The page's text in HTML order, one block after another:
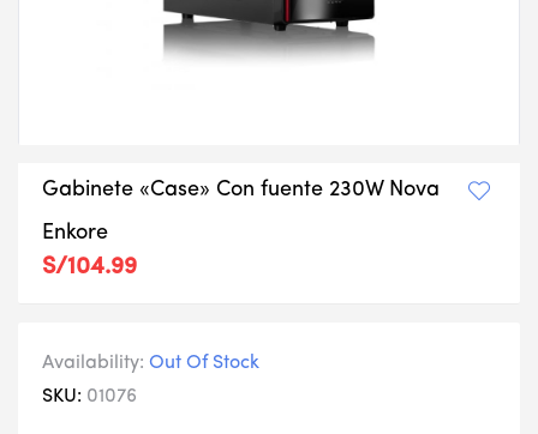
Gabinete «Case» Con fuente 230W Nova
Enkore
S/104.99
Availability: Out Of Stock
SKU: 01076